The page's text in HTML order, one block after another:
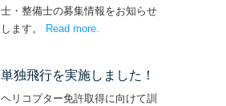
士・整備士の募集情報をお知らせ
します。
Read more
単独飛行を実施しました！
ヘリコプター免許取得に向けて訓